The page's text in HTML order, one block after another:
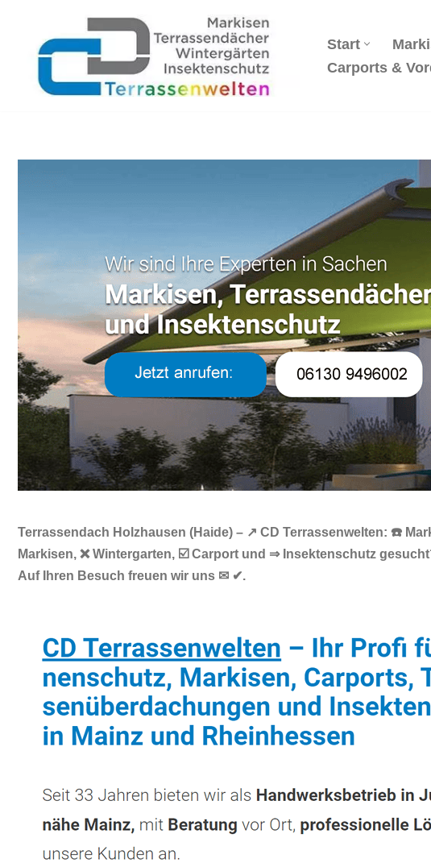
springen
Start
Carports &
Terrassendach Holzhausen (Haide) – ↗️ CD Terrassenwelten: ☎️
Markisen, ❌ Wintergarten, ☑️ Carport und ⇒ Insektenschutz
Auf Ihren Besuch freuen wir uns ✉ ✔.